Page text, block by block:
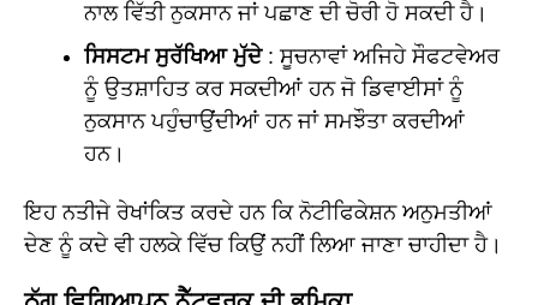
ਨਾਲ ਵਿੱਤੀ ਨੁਕਸਾਨ ਜਾਂ ਪਛਾਣ ਦੀ ਚੋਰੀ ਹੋ ਸਕਦੀ ਹੈ।
ਸਿਸਟਮ ਸੁਰੱਖਿਆ ਮੁੱਦੇ: ਸੂਚਨਾਵਾਂ ਅਜਿਹੇ ਸੌਫਟਵੇਅਰ
ਨੂੰ ਉਤਸ਼ਾਹਿਤ ਕਰ ਸਕਦੀਆਂ ਹਨ ਜੋ ਡਿਵਾਈਸਾਂ ਨੂੰ
ਨੁਕਸਾਨ ਪਹੁੰਚਾਉਂਦੀਆਂ ਹਨ ਜਾਂ ਸਮਝੌਤਾ ਕਰਦੀਆਂ
ਹਨ।
ਇਹ ਨਤੀਜੇ ਰੇਖਾਂਕਿਤ ਕਰਦੇ ਹਨ ਕਿ ਨੋਟੀਫਿਕੇਸ਼ਨ ਅਨੁਮਤੀਆਂ
ਦੇਣ ਨੂੰ ਕਦੇ ਵੀ ਹਲਕੇ ਵਿੱਚ ਕਿਉਂ ਨਹੀਂ ਲਿਆ ਜਾਣਾ ਚਾਹੀਦਾ ਹੈ।